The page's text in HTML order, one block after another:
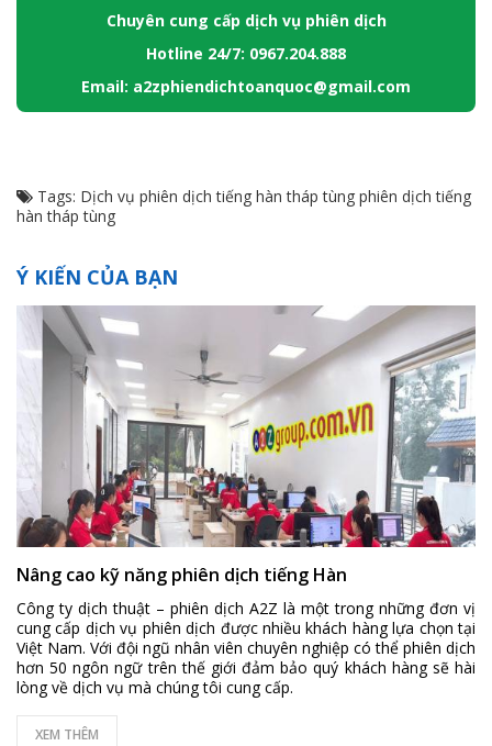
Chuyên cung cấp dịch vụ phiên dịch
Hotline 24/7: 0967.204.888
Email: a2zphiendichtoanquoc@gmail.com
Tags: Dịch vụ phiên dịch tiếng hàn tháp tùng phiên dịch tiếng
hàn tháp tùng
Ý KIẾN CỦA BẠN
Nâng cao kỹ năng phiên dịch tiếng Hàn
Công ty dịch thuật – phiên dịch A2Z là một trong những đơn vị
cung cấp dịch vụ phiên dịch được nhiều khách hàng lựa chọn tại
Việt Nam. Với đội ngũ nhân viên chuyên nghiệp có thể phiên dịch
hơn 50 ngôn ngữ trên thế giới đảm bảo quý khách hàng sẽ hài
lòng về dịch vụ mà chúng tôi cung cấp.
XEM THÊM